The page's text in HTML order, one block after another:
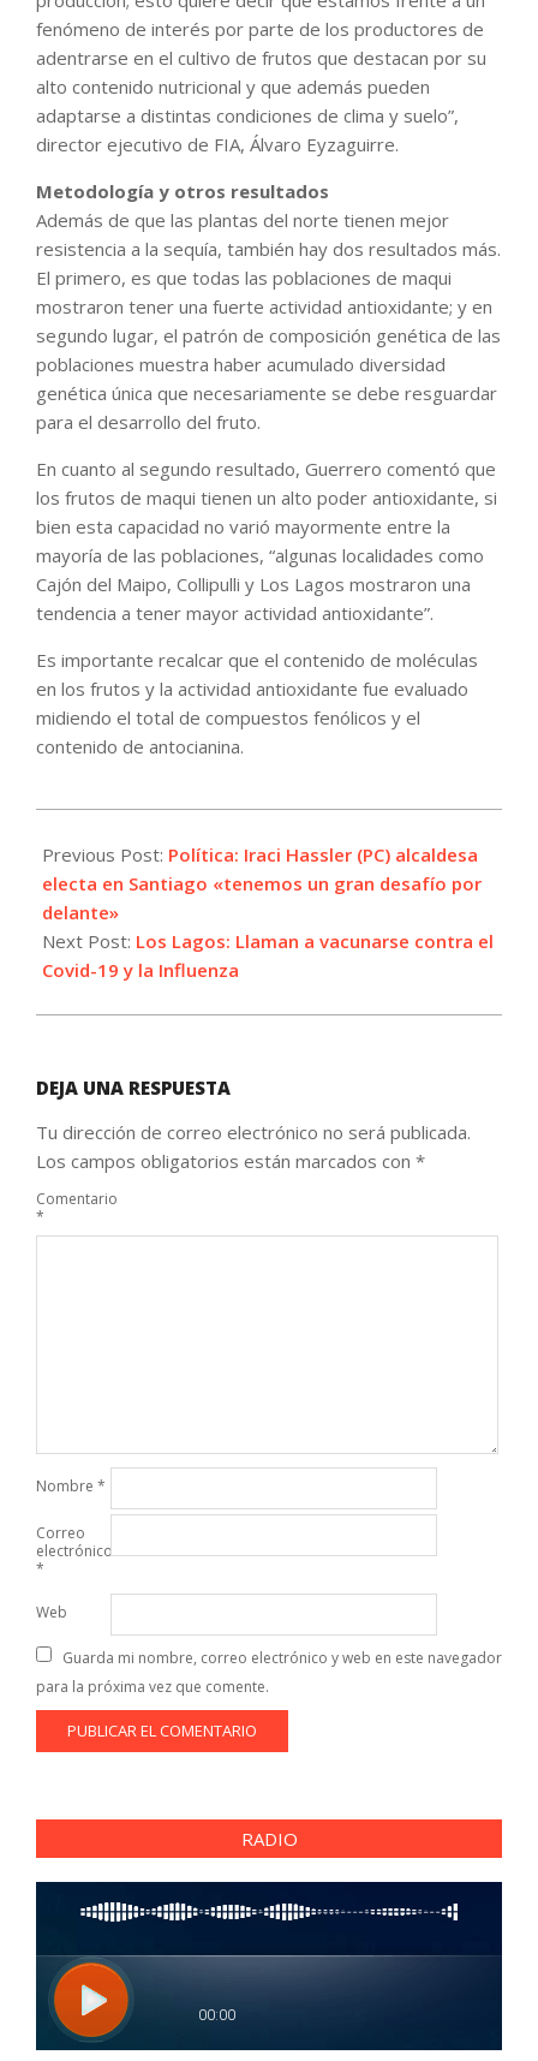
fenómeno de interés por parte de los productores de
adentrarse en el cultivo de frutos que destacan por su
alto contenido nutricional y que además pueden
adaptarse a distintas condiciones de clima y suelo”,
director ejecutivo de FIA, Álvaro Eyzaguirre.
Metodología y otros resultados
Además de que las plantas del norte tienen mejor
resistencia a la sequía, también hay dos resultados más.
El primero, es que todas las poblaciones de maqui
mostraron tener una fuerte actividad antioxidante; y en
segundo lugar, el patrón de composición genética de las
poblaciones muestra haber acumulado diversidad
genética única que necesariamente se debe resguardar
para el desarrollo del fruto.
En cuanto al segundo resultado, Guerrero comentó que
los frutos de maqui tienen un alto poder antioxidante, si
bien esta capacidad no varió mayormente entre la
mayoría de las poblaciones, “algunas localidades como
Cajón del Maipo, Collipulli y Los Lagos mostraron una
tendencia a tener mayor actividad antioxidante”.
Es importante recalcar que el contenido de moléculas
en los frutos y la actividad antioxidante fue evaluado
midiendo el total de compuestos fenólicos y el
contenido de antocianina.
05-
17
Previous Post: Política: Iraci Hassler (PC) alcaldesa
electa en Santiago «tenemos un gran desafío por
delante»
Next Post: Los Lagos: Llaman a vacunarse contra el
Covid-19 y la Influenza
DEJA UNA RESPUESTA
Tu dirección de correo electrónico no será publicada.
Los campos obligatorios están marcados con *
Comentario
*
Nombre *
Correo
electrónico
*
Web
Guarda mi nombre, correo electrónico y web en este navegador
para la próxima vez que comente.
RADIO